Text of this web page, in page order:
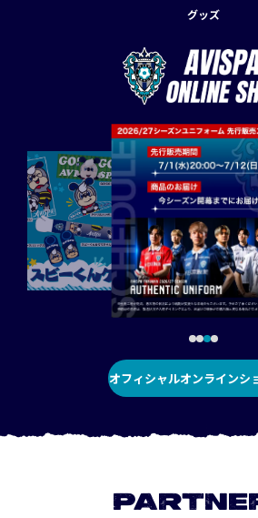
グッズ
オフィシャルオンラインシ